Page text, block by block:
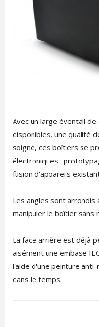
Avec un large éventail
disponibles, une qualité
soigné, ces boîtiers se
électroniques :
fusion d'appareils
Les angles sont
manipuler le boîtier sans
La face arrière est déjà
aisément une embase
l'aide d'une peinture
dans le temps.